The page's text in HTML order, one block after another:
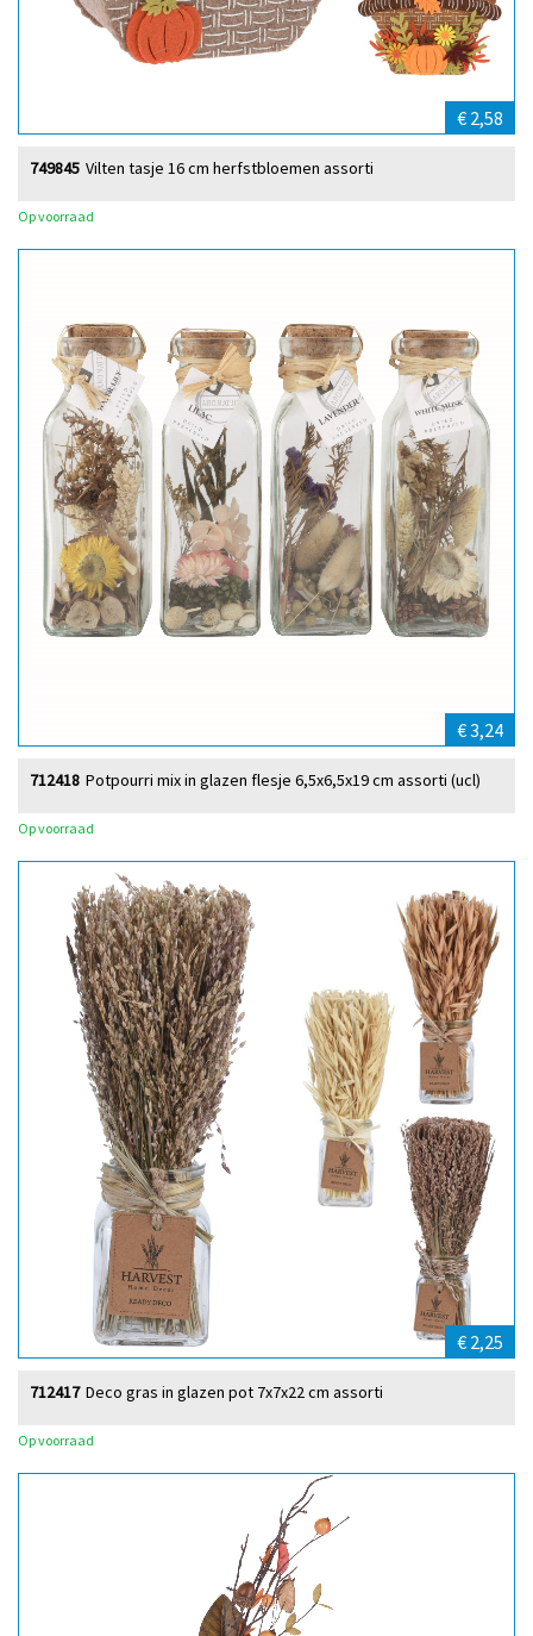
€ 2,58
Vilten tasje 16 cm herfstbloemen assorti
749845
Op voorraad
€ 3,24
Potpourri mix in glazen flesje 6,5x6,5x19 cm assorti (ucl)
712418
Op voorraad
€ 2,25
Deco gras in glazen pot 7x7x22 cm assorti
712417
Op voorraad